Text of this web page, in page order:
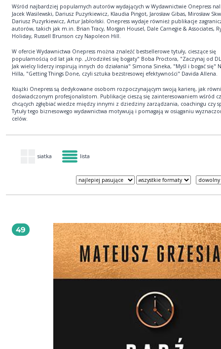
Wśród najbardziej popularnych autorów wydających w Wydawnictwie Onepress
Jacek Wasilewski, Dariusz Puzyrkiewicz, Klaudia Pingot, Jarosław Gibas, Mirosław
Dariusz Puzyrkiewicz, Artur Jabłoński. Onepress wydaje również publikacje
autorów, takich jak m.in. Brian Tracy, Morgan Housel, Dale Carnegie & Associates,
Holiday, Russell Brunson czy Napoleon Hill.
W ofercie Wydawnictwa Onepress można znaleźć bestsellerowe tytuły, cieszące się
popularnością od lat jak np. „Urodziłeś się bogaty" Boba Proctora, "Zaczynaj od
Jak wielcy liderzy inspirują innych do działania" Simona Sineka, "Myśl i bogać się"
Hilla, "Getting Things Done, czyli sztuka bezstresowej efektywności" Davida Allena.
Książki Onepress są dedykowane osobom rozpoczynającym swoją karierę, jak
doświadczonym profesjonalistom. Publikacje cieszą się zainteresowaniem wśród
chcących zgłębiać wiedze między innymi z dziedziny zarządzania, coachingu czy
Tytuły tego biznesowego wydawnictwa motywują i pomagają w osiąganiu
celów.
siatka lista
49